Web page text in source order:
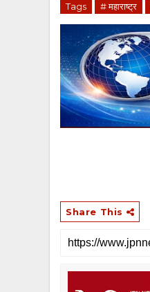
Tags # महाराष्ट्र
Share This